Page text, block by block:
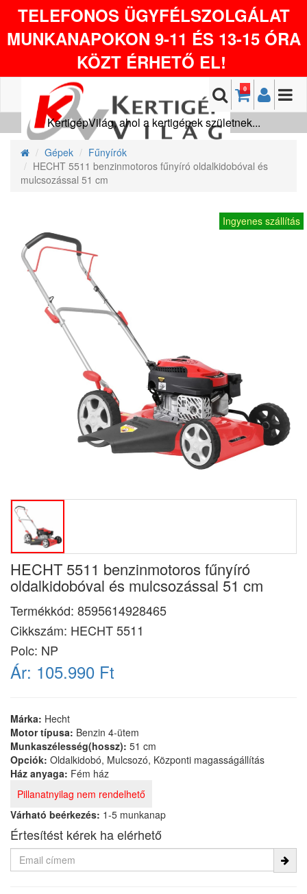
TELEFONOS ÜGYFÉLSZOLGÁLAT
MUNKANAPOKON 9-11 ÉS 13-15 ÓRA
KÖZT ÉRHETŐ EL!
0
KertigépVilág, ahol a kertigépek születnek...
Gépek
Fűnyírók
HECHT 5511 benzinmotoros fűnyíró oldalkidobóval és
mulcsozással 51 cm
Ingyenes szállítás
HECHT 5511 benzinmotoros fűnyíró
oldalkidobóval és mulcsozással 51 cm
Termékkód: 8595614928465
Cikkszám: HECHT 5511
Polc: NP
Ár: 105.990 Ft
Márka: Hecht
Motor típusa: Benzin 4-ütem
Munkaszélesség(hossz): 51 cm
Opciók: Oldalkidobó, Mulcsozó, Központi magasságállítás
Ház anyaga: Fém ház
Pillanatnyilag nem rendelhető
Várható beérkezés: 1-5 munkanap
Értesítést kérek ha elérhető